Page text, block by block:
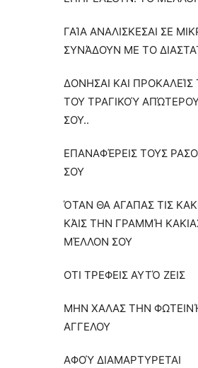
ΓΑΊΑ ΑΝΑΛΙΣΚΕΣΑΙ ΣΕ
ΣΥΝΆΔΟΥΝ ΜΕ ΤΟ
ΔΟΝΗΣΑΙ ΚΑΙ
ΤΟΥ ΤΡΑΓΙΚΟΎ
ΣΟΥ..
ΕΠΑΝΑΦΈΡΕΙΣ ΤΟΥΣ
ΣΟΥ
ΌΤΑΝ ΘΑ ΑΓΑΠΑΣ ΤΙΣ
ΚΆΙΣ ΤΗΝ ΓΡΑΜΜΉ
ΜΈΛΛΟΝ ΣΟΥ
ΟΤΙ ΤΡΕΦΕΙΣ ΑΥΤΌ ΖΕΙΣ
ΜΗΝ ΧΑΛΑΣ ΤΗΝ
ΑΓΓΕΛΟΥ
ΑΦΟΎ ΔΙΑΜΑΡΤΥΡΕΤΑΙ